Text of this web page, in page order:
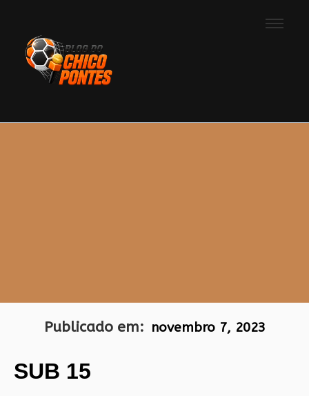
Publicado em: novembro 7, 2023
SUB 15